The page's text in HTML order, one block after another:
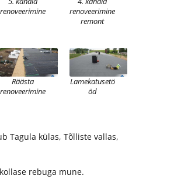
renoveerimine
renoveerimine
remont
Räästa
renoveerimine
Lamekatusetö
öd
Tagula külas, Tõlliste vallas,
rebuga mune.